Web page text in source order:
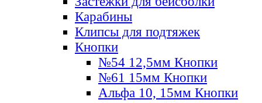
Карабины
Клипсы для подтяжек
Кнопки
№54 12,5мм Кнопки
№61 15мм Кнопки
Альфа 10, 15мм Кнопки